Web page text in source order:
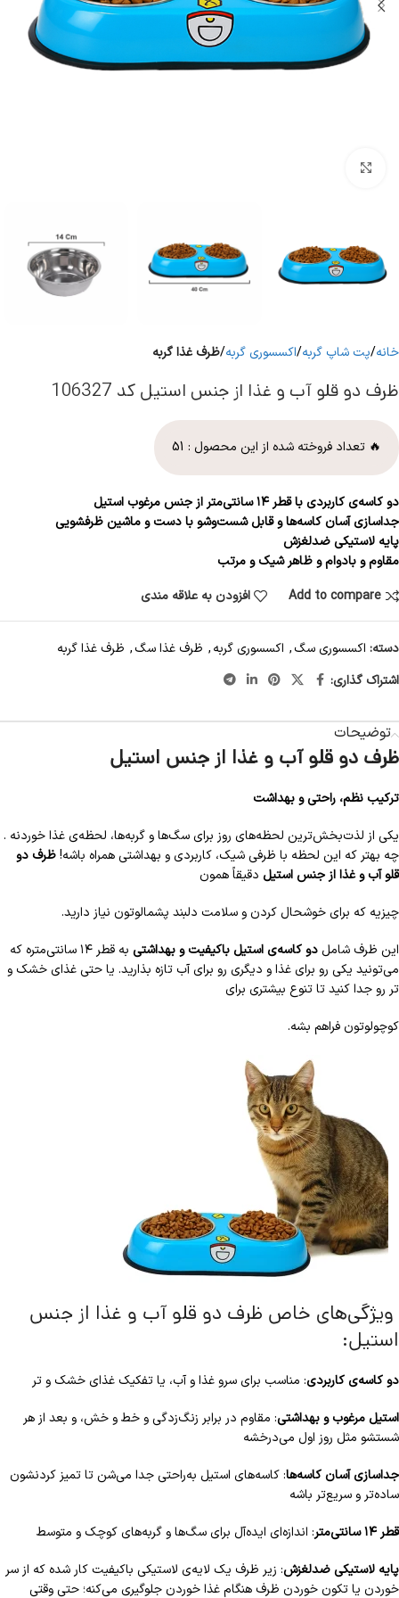
خانه پت شاپ گربه اکسسوری گربه ظرف غذا گربه
ظرف دو قلو آب و غذا از جنس استیل کد 106327
🔥 تعداد فروخته شده از این محصول : 51
دو کاسه‌ی کاربردی با قطر ۱۴ سانتی‌متر از جنس مرغوب استیل
جداسازی آسان کاسه‌ها و قابل شست‌وشو با دست و ماشین ظرفشویی
پایه لاستیکی ضدلغزش
مقاوم و بادوام وظاهر شیک و مرتب
Add to compare
افزودن به علاقه مندی
دسته: اکسسوری سگ, اکسسوری گربه, ظرف غذا سگ, ظرف غذا گربه
اشتراک گذاری:
توضیحات
ظرف دو قلو آب و غذا از جنس استیل
ترکیب نظم، راحتی و بهداشت
یکی از لذت‌بخش‌ترین لحظه‌های روز برای سگ‌ها و گربه‌ها، لحظه‌ی غذا خوردنه .
چه بهتر که این لحظه با ظرفی شیک، کاربردی و بهداشتی همراه باشه!ظرف دو
قلو آب و غذا از جنس استیل دقیقاً همون
چیزیه که برای خوشحال کردن و سلامت دلبند پشمالوتون نیاز دارید.
این ظرف شامل دو کاسه‌ی استیل باکیفیت و بهداشتی
به قطر ۱۴ سانتی‌متره که
می‌تونید یکی رو برای غذا و دیگری رو برای آب تازه بذارید. یا حتی غذای خشک و
تر رو جدا کنید تا تنوع بیشتری برای
کوچولوتون فراهم بشه.
ویژگی‌های خاص ظرف دو قلو آب و غذا از جنس
استیل:
دو کاسه‌ی کاربردی: مناسب برای سرو غذا و آب، یا تفکیک غذای خشک و تر
استیل مرغوب و بهداشتی: مقاوم در برابر زنگ‌زدگی و خط و خش، و بعد از هر
شستشو مثل روز اول می‌درخشه
جداسازی آسان کاسه‌ها: کاسه‌های استیل به‌راحتی جدا می‌شن تا تمیز کردنشون
ساده‌تر و سریع‌تر باشه
قطر ۱۴ سانتی‌متر
: اندازه‌ای ایده‌آل برای سگ‌ها و گربه‌های کوچک و متوسط
پایه لاستیکی ضدلغزش: زیر ظرف یک لایه‌ی لاستیکی باکیفیت کار شده که از سر
خوردن یا تکون خوردن ظرف هنگام غذا خوردن جلوگیری می‌کنه؛ حتی وقتی